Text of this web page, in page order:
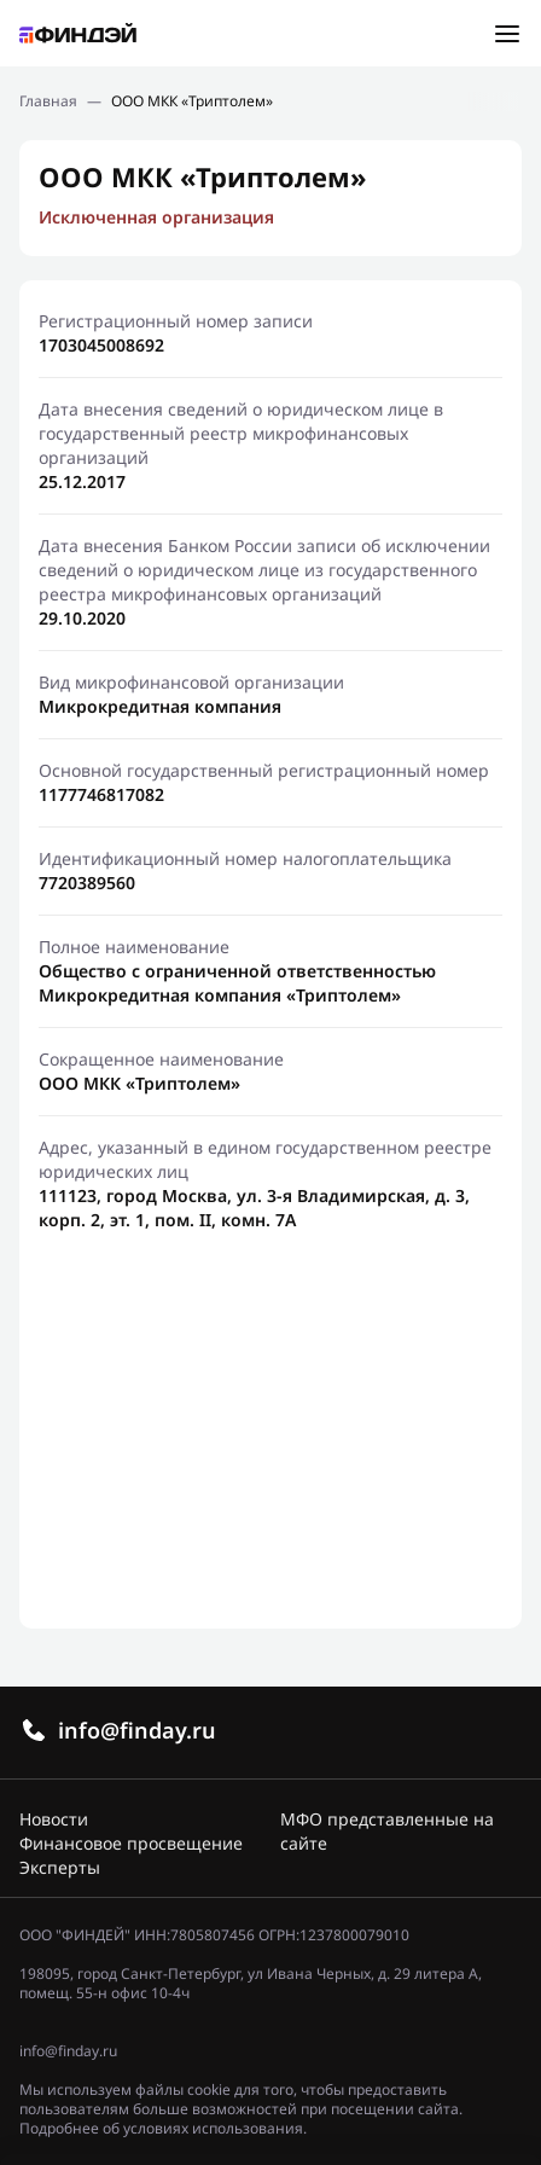
Подбор займа
Новости
Финансовое просвещение
Главная — ООО МКК «Триптолем»
ООО МКК «Триптолем»
Исключенная организация
Регистрационный номер записи
1703045008692
Дата внесения сведений о юридическом лице в
государственный реестр микрофинансовых
организаций
25.12.2017
Дата внесения Банком России записи об исключении
сведений о юридическом лице из государственного
реестра микрофинансовых организаций
29.10.2020
Вид микрофинансовой организации
Микрокредитная компания
Основной государственный регистрационный номер
1177746817082
Идентификационный номер налогоплательщика
7720389560
Полное наименование
Общество с ограниченной ответственностью
Микрокредитная компания «Триптолем»
Сокращенное наименование
ООО МКК «Триптолем»
Адрес, указанный в едином государственном реестре
юридических лиц
111123, город Москва, ул. 3-я Владимирская, д. 3,
корп. 2, эт. 1, пом. II, комн. 7А
info@finday.ru
Новости
Финансовое просвещение
Эксперты
МФО представленные на
сайте
ООО "ФИНДЕЙ" ИНН:7805807456 ОГРН:1237800079010
198095, город Санкт-Петербург, ул Ивана Черных, д. 29 литера А,
помещ. 55-н офис 10-4ч
info@finday.ru
Мы используем файлы cookie для того, чтобы предоставить
пользователям больше возможностей при посещении сайта.
Подробнее об условиях использования.
Ошибка:Контактная форма не найдена.
Спасибо, что написали нам
Мы свяжемся с Вами в ближайшее время и сообщим
результат
Отправить новый запрос